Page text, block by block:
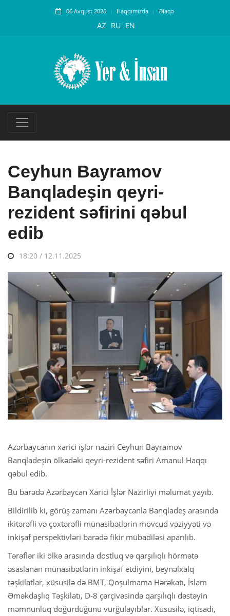
06 Avqust 2026 Haqqımızda Əlaqə
AZ RU EN
Ceyhun Bayramov
Banqladeşin qeyri-
rezident səfirini qəbul
edib
18:20 / 12.11.2025
Azərbaycanın xarici işlər naziri Ceyhun Bayramov
Banqladeşin ölkədəki qeyri-rezident səfiri Amanul Haqqı
qəbul edib.
Bu barədə Azərbaycan Xarici İşlər Nazirliyi məlumat yayıb.
Bildirilib ki, görüş zamanı Azərbaycanla Banqladeş arasında
ikitərəfli və çoxtərəfli münasibətlərin mövcud vəziyyəti və
inkişaf perspektivləri barədə fikir mübadiləsi aparılıb.
Tərəflər iki ölkə arasında dostluq və qarşılıqlı hörmətə
əsaslanan münasibətlərin inkişaf etdiyini, beynəlxalq
təşkilatlar, xüsusilə də BMT, Qoşulmama Hərəkatı, İslam
Əməkdaşlıq Təşkilatı, D-8 çərçivəsində qarşılıqlı dəstəyin
məmnunluq doğurduğunu vurğulayıblar. Xüsusilə, iqtisadi,